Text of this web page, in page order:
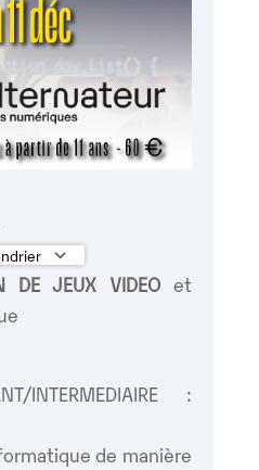
Calendrier Google
DE JEUX VIDEOet
INTERMEDIAIRE :
de manière